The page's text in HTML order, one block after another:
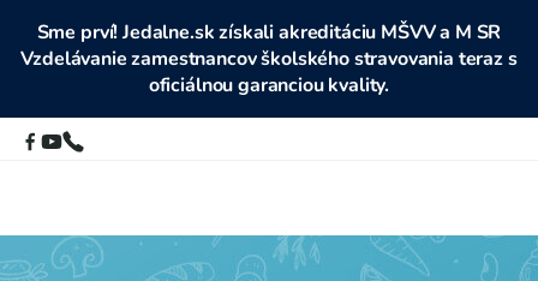
Sme prví! Jedalne.sk získali akreditáciu MŠVV a M SR
Vzdelávanie zamestnancov školského stravovania teraz s
oficiálnou garanciou kvality.